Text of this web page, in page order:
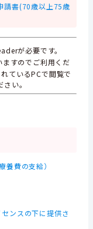
請書(70歳以上75歳
が必要です。
ますのでご利用くだ
ているPCで閲覧で
い。
養費の支給）
ンスの下に提供さ